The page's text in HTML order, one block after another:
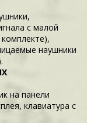
с малой
наушники
на панели
клавиатура с